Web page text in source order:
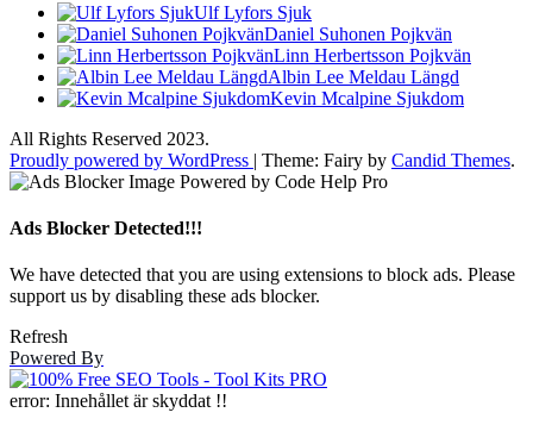
Ulf Lyfors Sjuk
Daniel Suhonen Pojkvän
Linn Herbertsson Pojkvän
Albin Lee Meldau Längd
Kevin Mcalpine Sjukdom
All Rights Reserved 2023.
Proudly powered by WordPress | Theme: Fairy by Candid Themes.
Ads Blocker Detected!!!
We have detected that you are using extensions to block ads. Please
support us by disabling these ads blocker.
Refresh
Powered By
error: Innehållet är skyddat !!